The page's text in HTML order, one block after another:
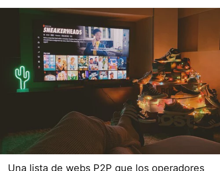
Una lista de webs P2P que los operadores